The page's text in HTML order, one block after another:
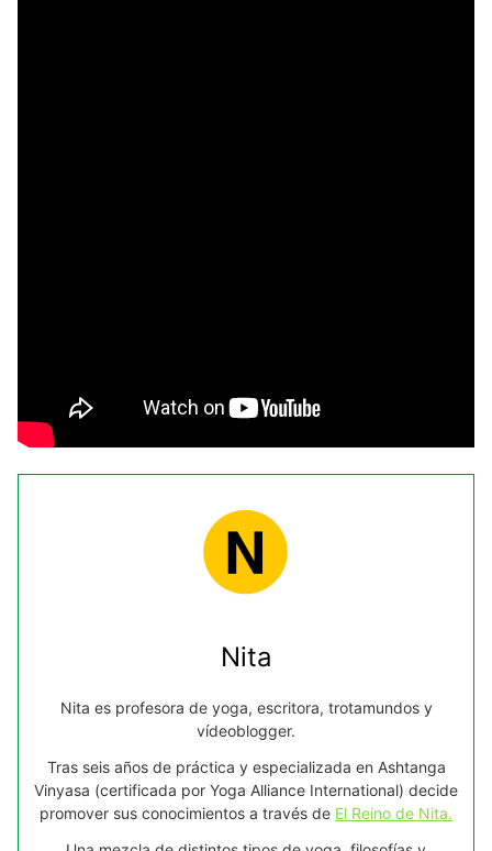
Nita
Nita es profesora de yoga, escritora, trotamundos y
vídeoblogger.
Tras seis años de práctica y especializada en Ashtanga
Vinyasa (certificada por Yoga Alliance International) decide
promover sus conocimientos a través de El Reino de Nita.